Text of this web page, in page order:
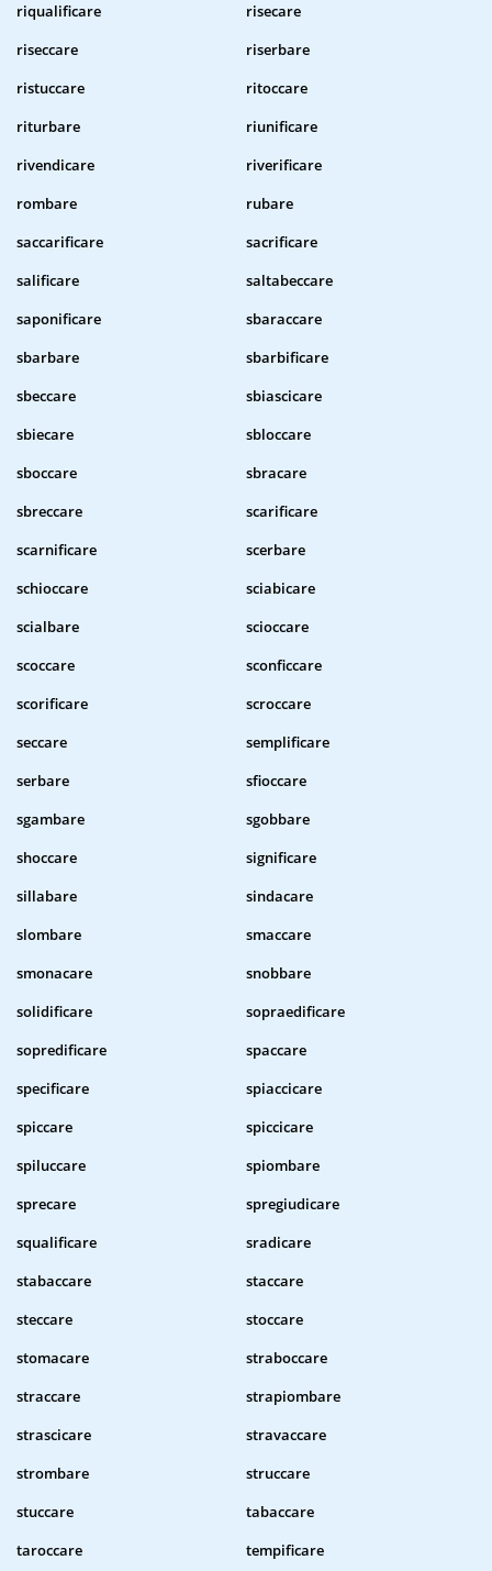
riqualificare
risecare
riseccare
riserbare
ristuccare
ritoccare
riturbare
riunificare
rivendicare
riverificare
rombare
rubare
saccarificare
sacrificare
salificare
saltabeccare
saponificare
sbaraccare
sbarbare
sbarbificare
sbeccare
sbiascicare
sbiecare
sbloccare
sboccare
sbracare
sbreccare
scarificare
scarnificare
scerbare
schioccare
sciabicare
scialbare
scioccare
scoccare
sconficcare
scorificare
scroccare
seccare
semplificare
serbare
sfioccare
sgambare
sgobbare
shoccare
significare
sillabare
sindacare
slombare
smaccare
smonacare
snobbare
solidificare
sopraedificare
sopredificare
spaccare
specificare
spiaccicare
spiccare
spiccicare
spiluccare
spiombare
sprecare
spregiudicare
squalificare
sradicare
stabaccare
staccare
steccare
stoccare
stomacare
straboccare
straccare
strapiombare
strascicare
stravaccare
strombare
struccare
stuccare
tabaccare
taroccare
tempificare